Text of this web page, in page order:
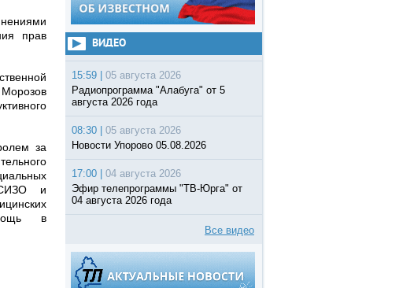
прав
за
СИЗО и
в
ВИДЕО
15:59 |
05 августа 2026
Радиопрограмма "Алабуга" от 5
августа 2026 года
08:30 |
05 августа 2026
Новости Упорово 05.08.2026
17:00 |
04 августа 2026
Эфир телепрограммы "ТВ-Юрга" от
04 августа 2026 года
Все видео